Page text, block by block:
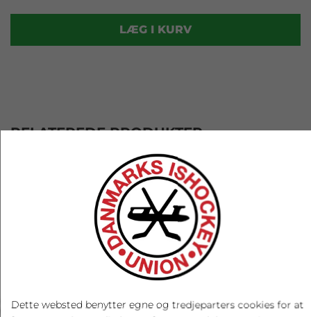
LÆG I KURV
RELATEREDE PRODUKTER
‹ ›
Dette websted benytter egne og tredjeparters cookies for at